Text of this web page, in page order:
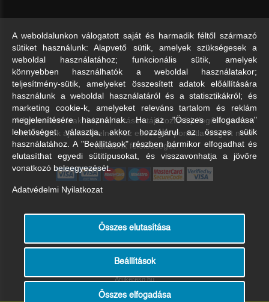
A feltüntetett árak, képek, leírások tájékoztató jellegűek és nem
minősülnek ajánlattételnek, az esetleges pontatlanságért nem
vállalunk felelősséget
Árukereső.hu
A weboldalunkon válogatott saját és harmadik féltől származó
sütiket használunk: Alapvető sütik, amelyek szükségesek a
weboldal használatához; funkcionális sütik, amelyek
könnyebben használhatók a weboldal használatakor;
teljesítmény-sütik, amelyeket összesített adatok előállítására
használunk a weboldal használatáról és a statisztikákról; és
marketing cookie-k, amelyeket releváns tartalom és reklám
megjelenítésére használnak. Ha az "Összes elfogadása"
lehetőséget választja, akkor hozzájárul az összes sütik
használatához. A "Beállítások" részben bármikor elfogadhat és
elutasíthat egyedi sütitípusokat, és visszavonhatja a jövőre
vonatkozó beleegyezését.
Adatvédelmi Nyilatkozat
Összes elutasítása
Beállítások
Összes elfogadása